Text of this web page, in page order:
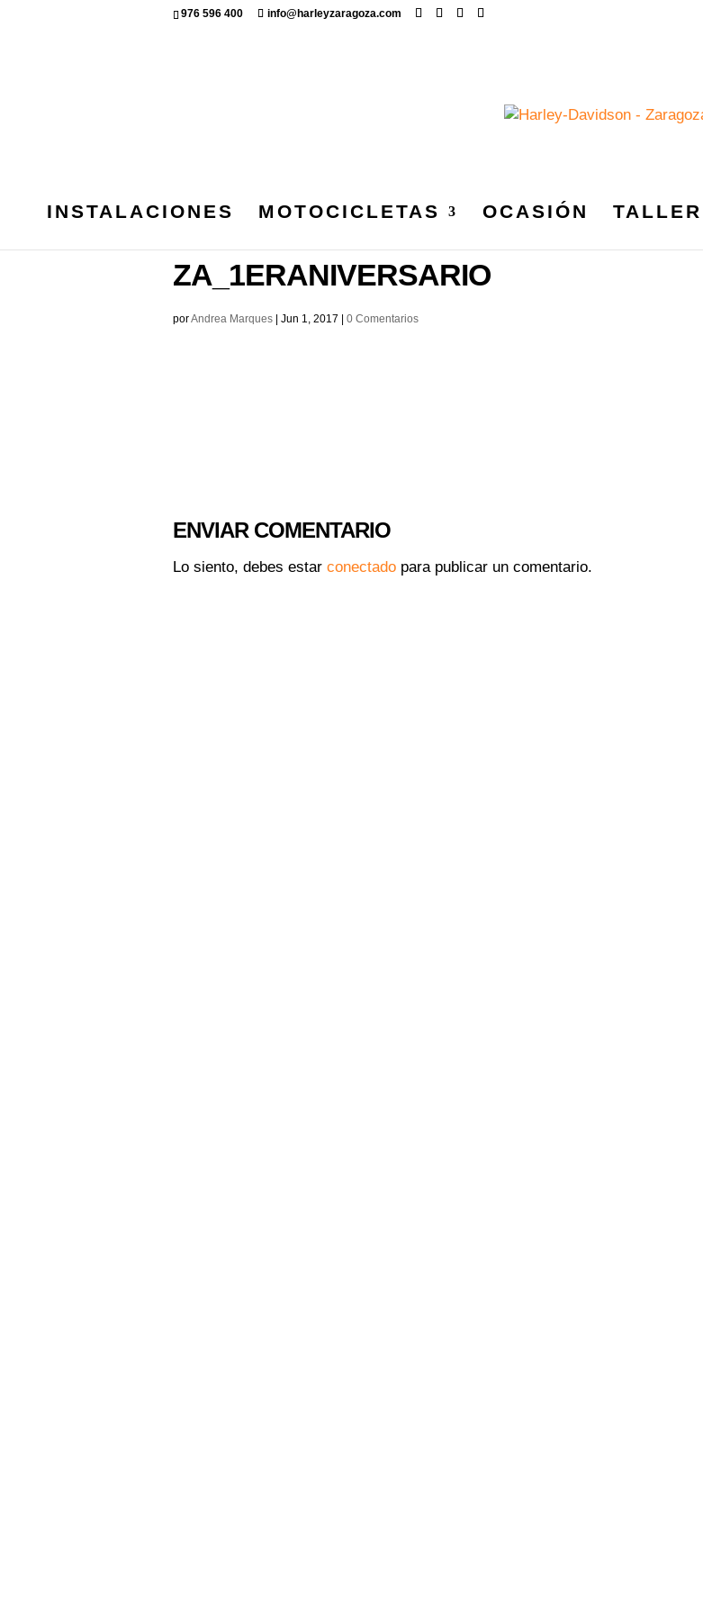
976 596 400 info@harleyzaragoza.com
INSTALACIONES MOTOCICLETAS OCASIÓN TALLER
ZA_1ERANIVERSARIO
porAndrea Marques Jun 1, 2017 0 Comentarios
ENVIAR COMENTARIO
Lo siento, debes estar conectado para publicar un comentario.